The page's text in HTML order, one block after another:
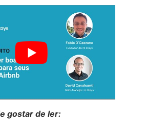
gostar de ler: